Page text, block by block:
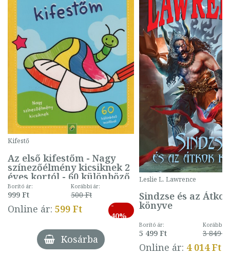
Kifestő
Az első kifestőm - Nagy
színezőélmény kicsiknek 2
éves kortól - 60 különböző
mintával (gombás)
Borító ár:
999 Ft
Korábbi ár:
500 Ft
Online ár: 599 Ft
-
40%
Kosárba
Leslie L. Lawrence
Sindzse és az Átkok
könyve
Borító ár:
5 499 Ft
Korábbi
3 849 Ft
Online ár: 4 014 Ft